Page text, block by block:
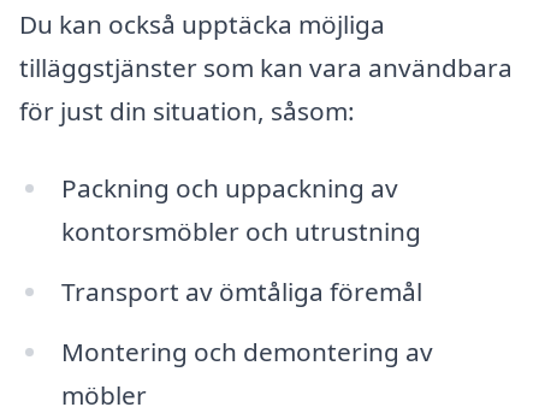
Du kan också upptäcka möjliga
tilläggstjänster som kan vara användbara
för just din situation, såsom:
Packning och uppackning av
kontorsmöbler och utrustning
Transport av ömtåliga föremål
Montering och demontering av
möbler